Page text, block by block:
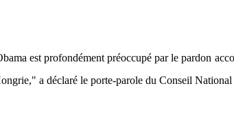
est profondément préoccupé par le pardon
a déclaré le porte-parole du Conseil National